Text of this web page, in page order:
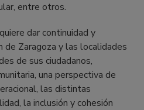
entre otros.
dar continuidad y
de Zaragoza y las localidades
de sus ciudadanos,
una perspectiva de
las distintas
la inclusión y cohesión